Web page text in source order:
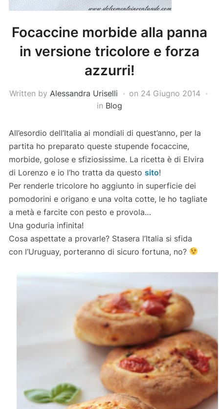
Focaccine morbide alla panna
in versione tricolore e forza
azzurri!
Written by Alessandra Uriselli on 24 Giugno 2014
in Blog
All’esordio dell’Italia ai mondiali di quest’anno, per la
partita ho preparato queste stupende focaccine,
morbide, golose e sfiziosissime. La ricetta è di Elvira
di Lorenzo e io l’ho tratta da questo sito!
Per renderle tricolore ho aggiunto in superficie dei
pomodorini e origano e una volta cotte, le ho tagliate
a metà e farcite con pesto e provola…
Una goduria infinita!
Cosa aspettate a provarle? Stasera l’Italia si sfida
con l’Uruguay, porteranno di sicuro fortuna, no?